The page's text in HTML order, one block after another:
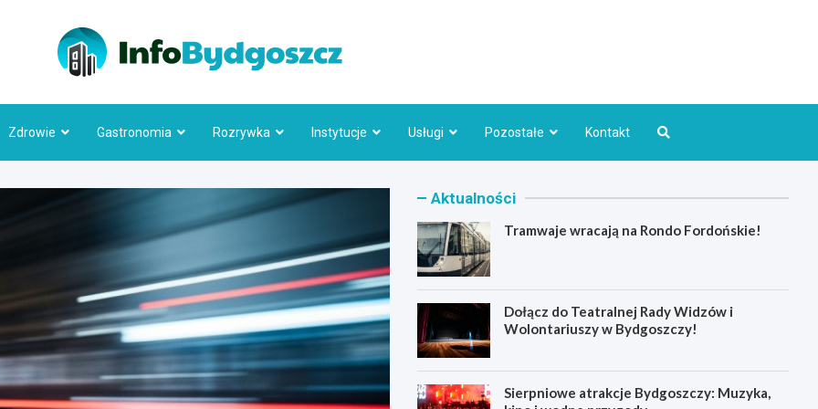
Zdrowie Gastronomia Rozrywka Instytucje Usługi Pozostałe Kontakt
Aktualności
Tramwaje wracają na Rondo Fordońskie!
Dołącz do Teatralnej Rady Widzów i
Wolontariuszy w Bydgoszczy!
Sierpniowe atrakcje Bydgoszczy: Muzyka,